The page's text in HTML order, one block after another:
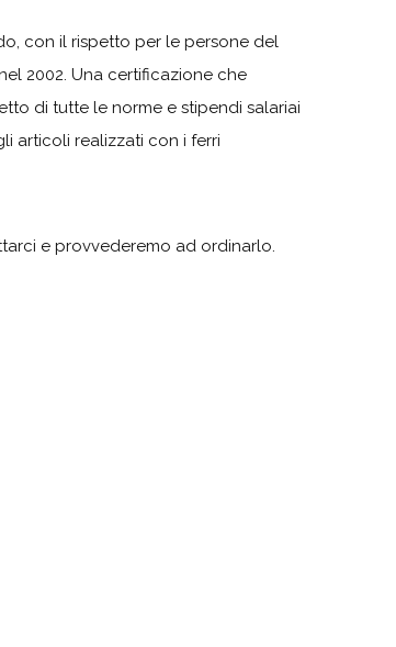
con il rispetto per le persone del
2002. Una certificazione che
di tutte le norme e stipendi salariai
articoli realizzati con i ferri
e provvederemo ad ordinarlo.